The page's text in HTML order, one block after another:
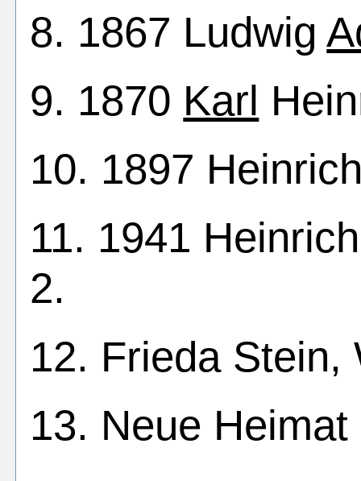
8. 1867 Ludwig
9. 1870 Karl
10. 1897
11. 1941
2.
12. Frieda Stein,
13. Neue